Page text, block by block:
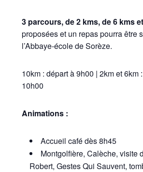
3 parcours, de 2 kms, de 6 kms
proposées et un repas pourra être
l’Abbaye-école de Sorèze.
10km : départ à 9h00 | 2km et 6km
10h00
Animations :
Accueil café dès 8h45
Montgolfière, Calèche, visite
Robert, Gestes Qui Sauvent,